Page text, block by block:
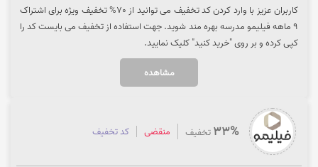
کاربران عزیز با وارد کردن کد تخفیف می توانید از 70% تخفیف ویژه برای اشتراک
9 ماهه فیلیمو مدرسه بهره مند شوید. جهت استفاده از تخفیف می بایست کد را
کپی کرده و بر روی "خرید کنید" کلیک نمایید.
مشاهده
33% تخفیف منقضی کد تخفیف